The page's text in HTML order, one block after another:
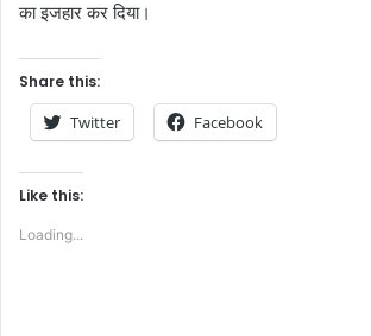
का इजहार कर दिया।
Share this:
Twitter Facebook
Like this:
Loading...